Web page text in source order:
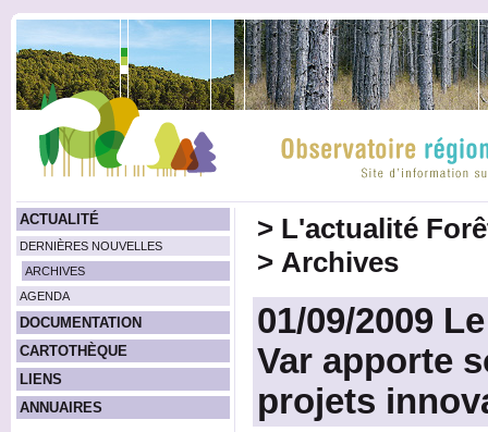
ACTUALITÉ
DERNIÈRES NOUVELLES
ARCHIVES
AGENDA
DOCUMENTATION
CARTOTHÈQUE
LIENS
ANNUAIRES
> L'actualité
> Archives
01/09/2009
Var apporte
projets